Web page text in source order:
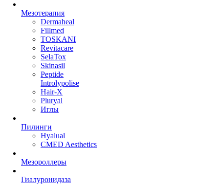
Мезотерапия
Dermaheal
Fillmed
TOSKANI
Revitacare
SelaTox
Skinasil
Peptide
Introlypolise
Hair-X
Pluryal
Иглы
Пилинги
Hyalual
CMED Aesthetics
Мезороллеры
Гиалуронидаза